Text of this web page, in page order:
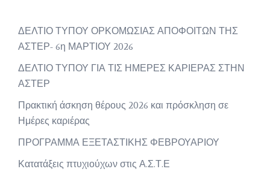
ΔΕΛΤΙΟ ΤΥΠΟΥ ΟΡΚΟΜΩΣΙΑΣ ΑΠΟΦΟΙΤΩΝ ΤΗΣ
ΑΣΤΕΡ- 6η ΜΑΡΤΙΟΥ 2026
ΔΕΛΤΙΟ ΤΥΠΟΥ ΓΙΑ ΤΙΣ ΗΜΕΡΕΣ ΚΑΡΙΕΡΑΣ ΣΤΗΝ
ΑΣΤΕΡ
Πρακτική άσκηση θέρους 2026 και πρόσκληση σε
Ημέρες καριέρας
ΠΡΟΓΡΑΜΜΑ ΕΞΕΤΑΣΤΙΚΗΣ ΦΕΒΡΟΥΑΡΙΟΥ
Κατατάξεις πτυχιούχων στις Α.Σ.Τ.Ε